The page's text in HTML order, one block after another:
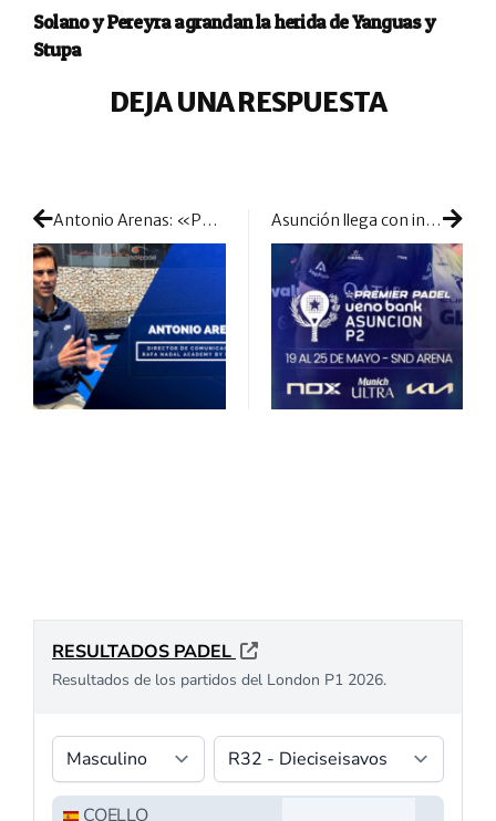
Solano y Pereyra agrandan la herida de Yanguas y
Stupa
DEJA UNA RESPUESTA
Antonio Arenas: «Para la Rafa Nadal Academy, la mezcla entre ayudar a entrenar a los profesionales y a mejorar a los amateurs crea la combinación perfecta» Asunción llega con interesantes cambios y nuevas propuestas a analizar